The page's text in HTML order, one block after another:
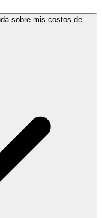
sobre mis costos de